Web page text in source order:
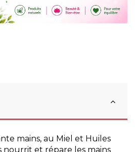
mains, au Miel et Huiles
nourrit et répare les mains